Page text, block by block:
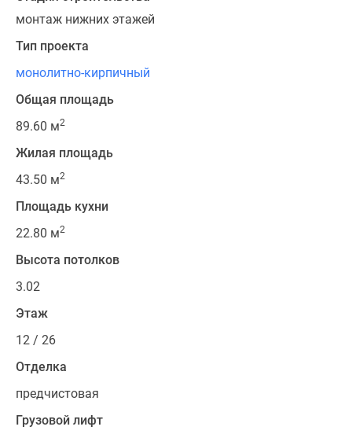
монтаж нижних этажей
Тип проекта
монолитно-кирпичный
Общая площадь
89.60 м2
Жилая площадь
43.50 м2
Площадь кухни
22.80 м2
Высота потолков
3.02
Этаж
12 / 26
Отделка
предчистовая
Грузовой лифт